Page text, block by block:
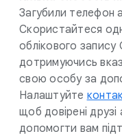
Загубили телефон
Скористайтеся
облікового запису
дотримуючись
свою особу за
Налаштуйте
щоб довірені друзі
допомогти вам